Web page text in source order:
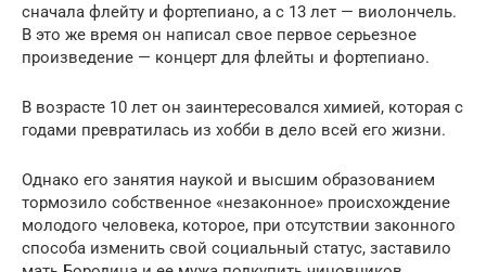
сначала флейту и фортепиано, а с 13 лет — виолончель.
В это же время он написал свое первое серьезное
произведение — концерт для флейты и фортепиано.
В возрасте 10 лет он заинтересовался химией, которая с
годами превратилась из хобби в дело всей его жизни.
Однако его занятия наукой и высшим образованием
тормозило собственное «незаконное» происхождение
молодого человека, которое, при отсутствии законного
способа изменить свой социальный статус, заставило